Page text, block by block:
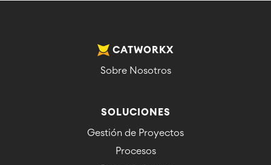
CATWORKX
Sobre Nosotros
SOLUCIONES
Gestión de Proyectos
Procesos